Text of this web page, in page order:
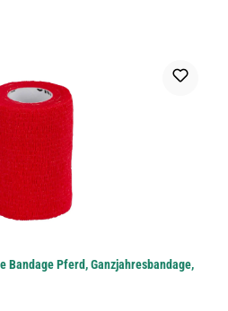
Pferd, Ganzjahresbandage,